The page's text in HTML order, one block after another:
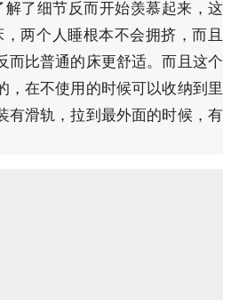
了细节反而开始羡慕起来，这
两个人睡根本不会拥挤，而且
而比普通的床更舒适。而且这个
，在不使用的时候可以收纳到里
有滑轨，拉到最外面的时候，有